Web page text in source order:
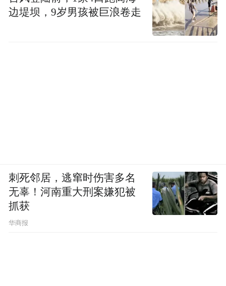
边堤坝，9岁男孩被巨浪卷走
刺死邻居，逃窜时伤害多名
无辜！河南重大刑案嫌犯被
抓获
华商报